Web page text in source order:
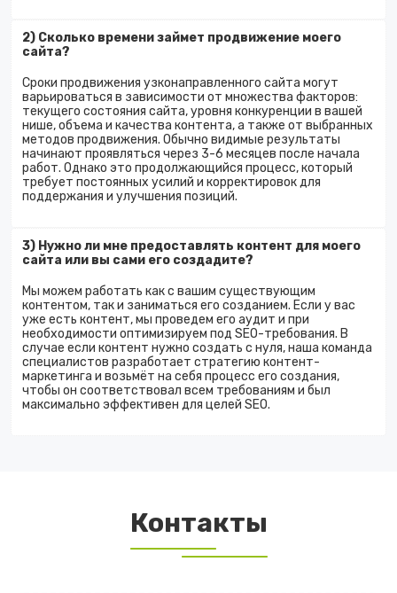
2) Сколько времени займет продвижение моего
сайта?
Сроки продвижения узконаправленного сайта могут
варьироваться в зависимости от множества факторов:
текущего состояния сайта, уровня конкуренции в вашей
нише, объема и качества контента, а также от выбранных
методов продвижения. Обычно видимые результаты
начинают проявляться через 3-6 месяцев после начала
работ. Однако это продолжающийся процесс, который
требует постоянных усилий и корректировок для
поддержания и улучшения позиций.
3) Нужно ли мне предоставлять контент для моего
сайта или вы сами его создадите?
Мы можем работать как с вашим существующим
контентом, так и заниматься его созданием. Если у вас
уже есть контент, мы проведем его аудит и при
необходимости оптимизируем под SEO-требования. В
случае если контент нужно создать с нуля, наша команда
специалистов разработает стратегию контент-
маркетинга и возьмёт на себя процесс его создания,
чтобы он соответствовал всем требованиям и был
максимально эффективен для целей SEO.
Контакты